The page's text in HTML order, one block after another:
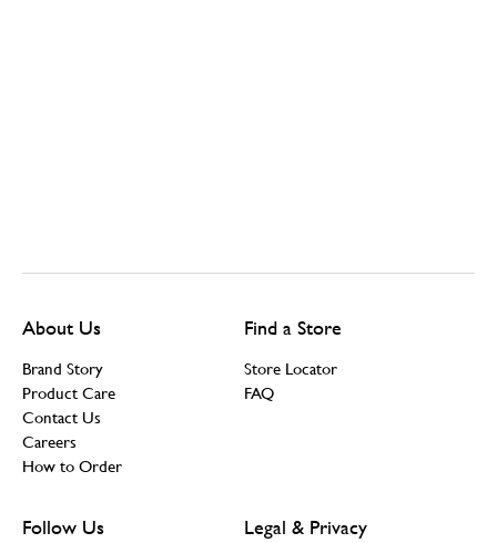
About Us
Brand Story
Product Care
Contact Us
Careers
How to Order
Find a Store
Store Locator
FAQ
Follow Us Legal & Privacy